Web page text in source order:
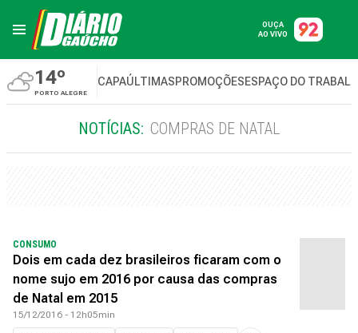
OUÇA
AO VIVO
14º
PORTO ALEGRE
CAPAÚLTIMASPROMOÇÕESESPAÇO DO
NOTÍCIAS: COMPRAS DE NATAL
CONSUMO
Dois em cada dez brasileiros ficaram com o
nome sujo em 2016 por causa das compras
de Natal em 2015
15/12/2016 - 12h05min